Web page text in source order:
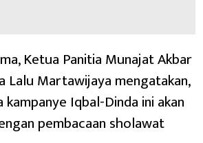
Ketua Panitia Munajat Akbar
Lalu Martawijaya mengatakan,
Iqbal-Dinda ini akan
pembacaan sholawat